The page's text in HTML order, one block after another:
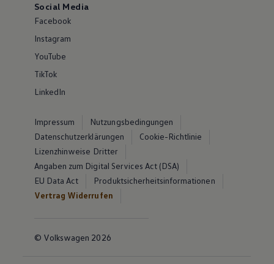
Social Media
Facebook
Instagram
YouTube
TikTok
LinkedIn
Impressum
Nutzungsbedingungen
Datenschutzerklärungen
Cookie-Richtlinie
Lizenzhinweise Dritter
Angaben zum Digital Services Act (DSA)
EU Data Act
Produktsicherheitsinformationen
Vertrag Widerrufen
© Volkswagen 2026